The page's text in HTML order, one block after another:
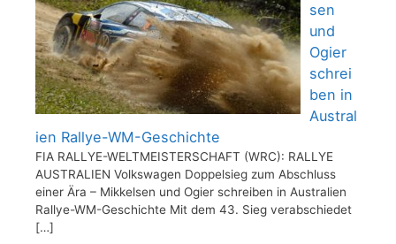
sen
und
Ogier
schrei
ben in
Austral
ien Rallye-WM-Geschichte
FIA RALLYE-WELTMEISTERSCHAFT (WRC): RALLYE
AUSTRALIEN Volkswagen Doppelsieg zum Abschluss
einer Ära – Mikkelsen und Ogier schreiben in Australien
Rallye-WM-Geschichte Mit dem 43. Sieg verabschiedet
[…]